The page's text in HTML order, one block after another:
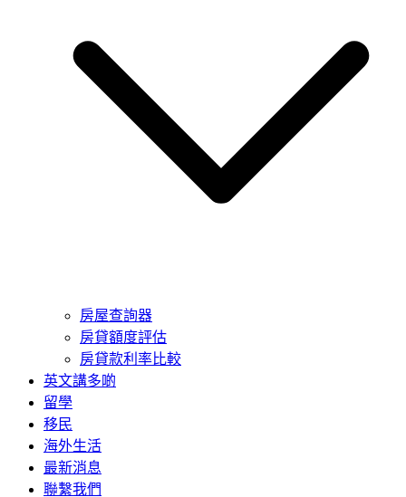
房屋查詢器
房貸額度評估
房貸款利率比較
英文講多啲
留學
移民
海外生活
最新消息
聯繫我們